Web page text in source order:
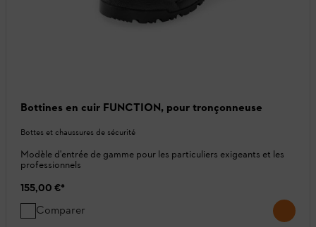
Bottines en cuir FUNCTION, pour tronçonneuse
Bottes et chaussures de sécurité
Modèle d'entrée de gamme pour les particuliers exigeants et les
professionnels
155,00 €*
Comparer